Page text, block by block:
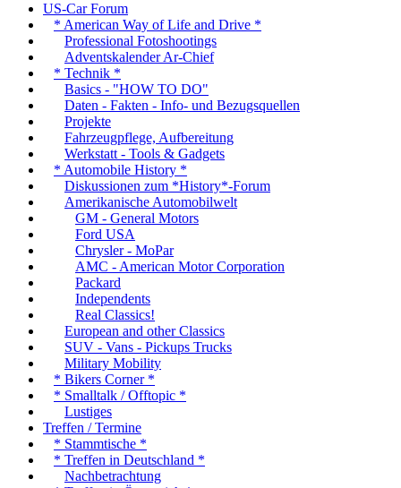
US-Car Forum
* American Way of Life and Drive *
Professional Fotoshootings
Adventskalender Ar-Chief
* Technik *
Basics - "HOW TO DO"
Daten - Fakten - Info- und Bezugsquellen
Projekte
Fahrzeugpflege, Aufbereitung
Werkstatt - Tools & Gadgets
* Automobile History *
Diskussionen zum *History*-Forum
Amerikanische Automobilwelt
GM - General Motors
Ford USA
Chrysler - MoPar
AMC - American Motor Corporation
Packard
Independents
Real Classics!
European and other Classics
SUV - Vans - Pickups Trucks
Military Mobility
* Bikers Corner *
* Smalltalk / Offtopic *
Lustiges
Treffen / Termine
* Stammtische *
* Treffen in Deutschland *
Nachbetrachtung